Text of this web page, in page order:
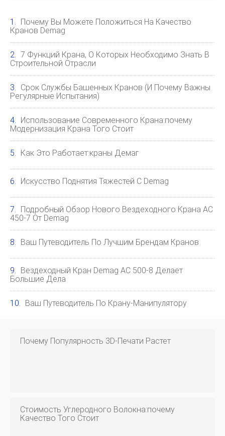
Почему Вы Можете Положиться На Качество
Кранов Demag
7 Функций Крана, О Которых Необходимо Знать В
Строительной Отрасли
Срок Службы Башенных Кранов (и Почему Важны
Регулярные Испытания)
Использование Современного Крана:почему
Модернизация Крана Того Стоит
Как Это Работает:краны Демаг
Искусство Поднятия Тяжестей С Demag
Подробный Обзор Нового Вездеходного Крана AC
450-7 От Demag
Ваш Путеводитель По Лучшим Брендам Кранов
Вездеходный Кран Demag AC 500-8 Делает
Большие Дела
Ваш Путеводитель По Крану-Манипулятору
Почему Популярность 3D-Печати Растет
Стоимость Углеродного Волокна:почему
Качество Того Стоит